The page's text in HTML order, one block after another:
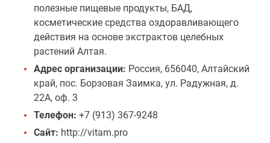
полезные пищевые продукты, БАД,
косметические средства оздоравливающего
действия на основе экстрактов целебных
растений Алтая.
Адрес организации: Россия, 656040, Алтайский
край, пос. Борзовая Заимка, ул. Радужная, д.
22А, оф. 3
Телефон: +7 (913) 367-9248
Сайт: http://vitam.pro